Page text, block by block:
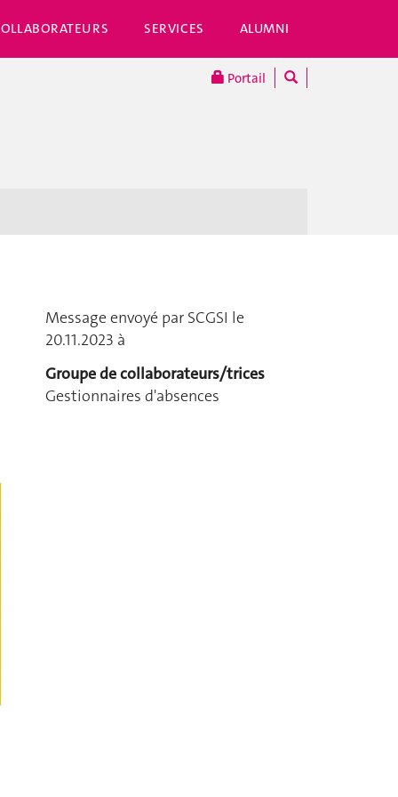
SERVICES ALUMNI
Portail
Message envoyé par SCGSI le
20.11.2023 à
Groupe de collaborateurs/trices
Gestionnaires d'absences